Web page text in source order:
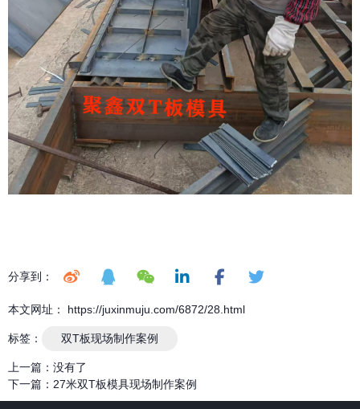
分享到：
本文网址： https://juxinmuju.com/6872/28.html
标签： 双T板现场制作案例
上一篇： 没有了
下一篇： 27米双T板模具现场制作案例